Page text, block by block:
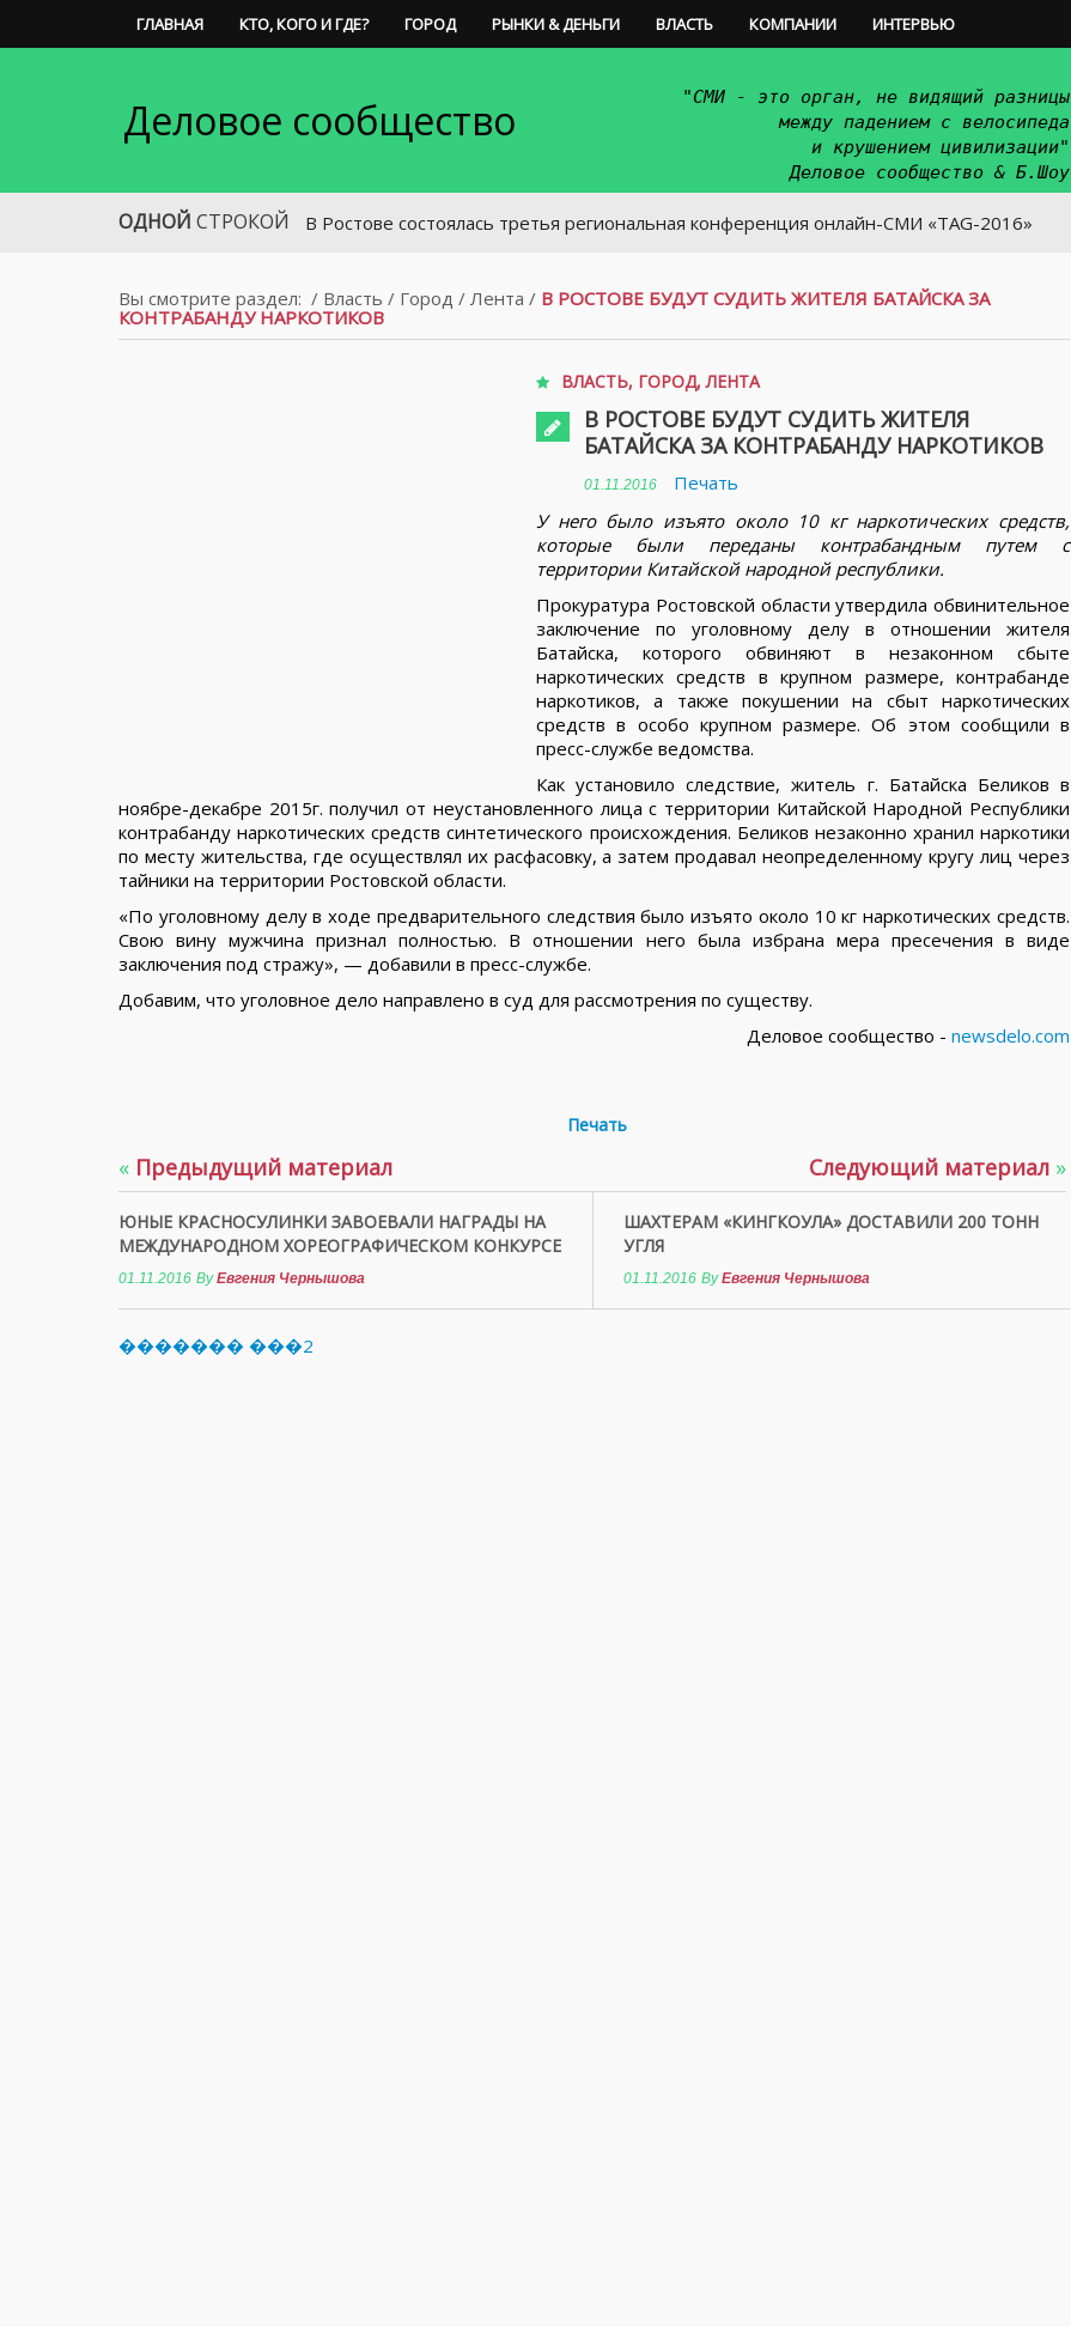
ГЛАВНАЯ КТО, КОГО И ГДЕ? ГОРОД РЫНКИ & ДЕНЬГИ ВЛАСТЬ КОМПАНИИ ИНТЕРВЬЮ
Деловое сообщество
"СМИ - это орган, не видящий разницы
между падением с велосипеда
и крушением цивилизации"
Деловое сообщество & Б.Шоу
ОДНОЙ СТРОКОЙ
В Ростове состоялась третья региональная конференция онлайн-СМИ «TAG-2016»
Вы смотрите раздел: / Власть / Город / Лента / В РОСТОВЕ БУДУТ СУДИТЬ ЖИТЕЛЯ БАТАЙСКА ЗА
КОНТРАБАНДУ НАРКОТИКОВ
ВЛАСТЬ, ГОРОД,ЛЕНТА
В РОСТОВЕ БУДУТ СУДИТЬ ЖИТЕЛЯ
БАТАЙСКА ЗА КОНТРАБАНДУ НАРКОТИКОВ
01.11.2016
Печать
У него было изъято около 10 кг наркотических средств,
которые были переданы контрабандным путем с
территории Китайской народной республики.
Прокуратура Ростовской области утвердила обвинительное
заключение по уголовному делу в отношении жителя
Батайска, которого обвиняют в незаконном сбыте
наркотических средств в крупном размере, контрабанде
наркотиков, а также покушении на сбыт наркотических
средств в особо крупном размере. Об этом сообщили в
пресс-службе ведомства.
Как установило следствие, житель г. Батайска Беликов в
ноябре-декабре 2015г. получил от неустановленного лица с территории Китайской Народной Республики
контрабанду наркотических средств синтетического происхождения. Беликов незаконно хранил наркотики
по месту жительства, где осуществлял их расфасовку, а затем продавал неопределенному кругу лиц через
тайники на территории Ростовской области.
«По уголовному делу в ходе предварительного следствия было изъято около 10 кг наркотических средств.
Свою вину мужчина признал полностью. В отношении него была избрана мера пресечения в виде
заключения под стражу», — добавили в пресс-службе.
Добавим, что уголовное дело направлено в суд для рассмотрения по существу.
Деловое сообщество - newsdelo.com
Печать
« Предыдущий материал
ЮНЫЕ КРАСНОСУЛИНКИ ЗАВОЕВАЛИ НАГРАДЫ НА
МЕЖДУНАРОДНОМ ХОРЕОГРАФИЧЕСКОМ КОНКУРСЕ
01.11.2016 ByЕвгения Чернышова
Следующий материал »
ШАХТЕРАМ «КИНГКОУЛА» ДОСТАВИЛИ 200 ТОНН
УГЛЯ
01.11.2016 ByЕвгения Чернышова
������� ���2